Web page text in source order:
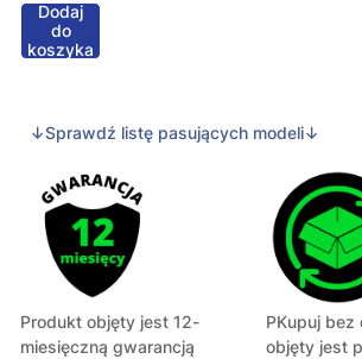
Dodaj
do
koszyka
↓Sprawdź listę pasujących modeli↓
Produkt objęty jest 12-
miesięczną gwarancją
PKupuj bez
objęty jest